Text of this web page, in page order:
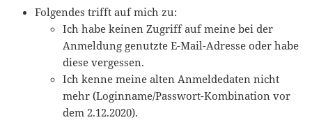
Folgendes trifft auf mich zu:
Ich habe keinen Zugriff auf meine bei der
Anmeldung genutzte E-Mail-Adresse oder habe
diese vergessen.
Ich kenne meine alten Anmeldedaten nicht
mehr (Loginname/Passwort-Kombination vor
dem 2.12.2020).